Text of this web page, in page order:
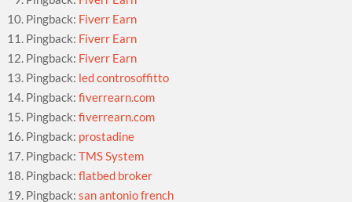
Pingback: Fiverr Earn
Pingback: Fiverr Earn
Pingback: Fiverr Earn
Pingback: led controsoffitto
Pingback:fiverrearn.com
Pingback:fiverrearn.com
Pingback: prostadine
Pingback:TMS System
Pingback:flatbed broker
Pingback:san antonio french